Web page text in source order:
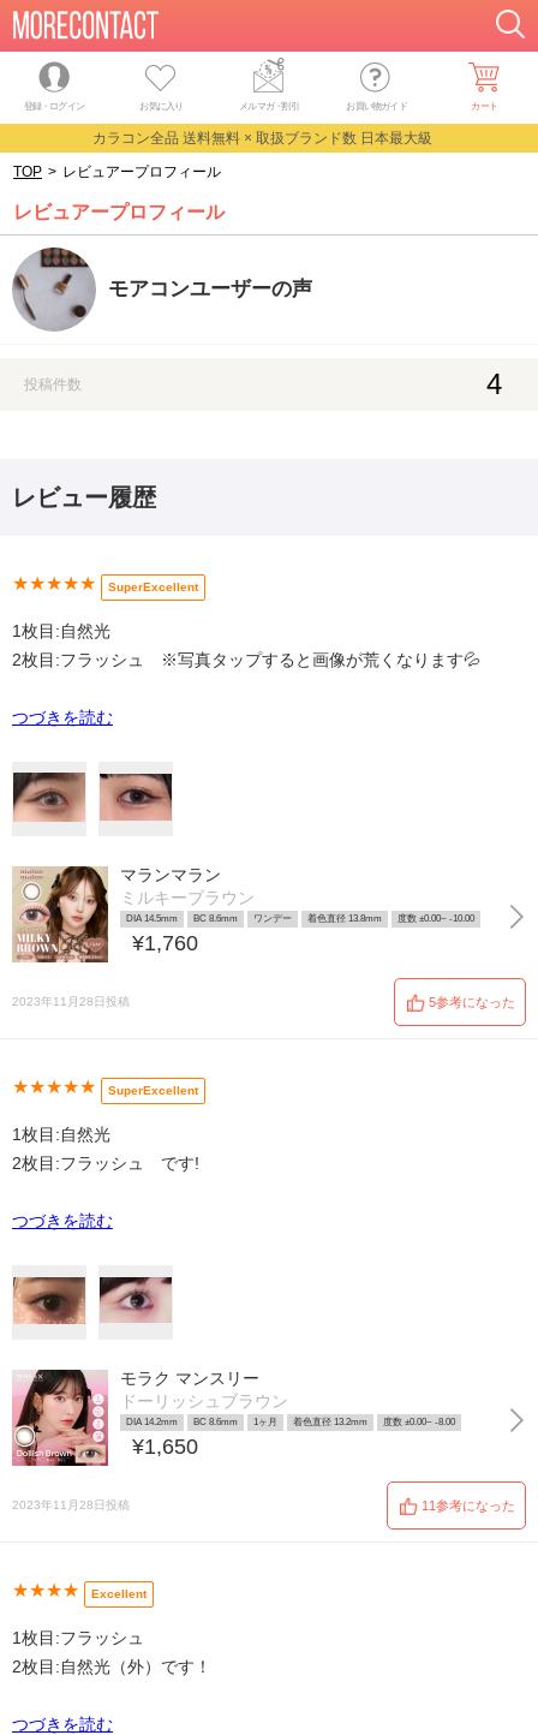
登録・ログイン お気に入り メルマガ・割引 お買い物ガイド カート
カラコン全品 送料無料 × 取扱ブランド数 日本最大級
TOP > レビュアープロフィール
レビュアープロフィール
モアコンユーザーの声
投稿件数 4
レビュー履歴
★★★★★ SuperExcellent
1枚目:自然光
2枚目:フラッシュ ※写真タップすると画像が荒くなります💦
つづきを読む
マランマラン
ミルキーブラウン
DIA 14.5mm BC 8.6mm ワンデー 着色直径 13.8mm 度数 ±0.00~ -10.00
¥1,760
2023年11月28日投稿 5参考になった
★★★★★ SuperExcellent
1枚目:自然光
2枚目:フラッシュ です!
つづきを読む
モラク マンスリー
ドーリッシュブラウン
DIA 14.2mm BC 8.6mm 1ヶ月 着色直径 13.2mm 度数 ±0.00~ -8.00
¥1,650
2023年11月28日投稿 11参考になった
★★★★ Excellent
1枚目:フラッシュ
2枚目:自然光（外）です！
つづきを読む